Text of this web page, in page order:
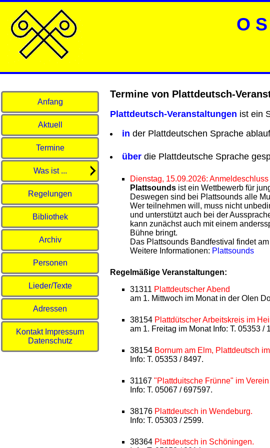
<
O
Anfang
Aktuell
Termine
Was ist ...
Regelungen
Bibliothek
Archiv
Personen
Lieder/Texte
Adressen
Kontakt Impressum
Datenschutz
Termine von Plattdeutsch-
Plattdeutsch-Veranstaltungen ist ein
in der Plattdeutschen Sprache
über die Plattdeutsche Sprache
Dienstag, 15.09.2026: Anmeldeschluss
Plattsounds ist ein Wettbewerb für
Deswegen sind bei Plattsounds alle
Wer teilnehmen will, muss nicht
und unterstützt auch bei der
kann zunächst auch mit einem
Bühne bringt.
Das Plattsounds Bandfestival findet
Weitere Informationen: Plattsounds
Regelmäßige Veranstaltungen:
31311 Plattdeutscher Abend
am 1. Mittwoch im Monat in der Olen
38154 Plattdütscher Arbeitskreis im
am 1. Freitag im Monat Info: T. 05353 /
38154 Bornum am Elm, Plattdeutsch
Info: T. 05353 / 8497.
31167 "Plattduitsche Frünne" im
Info: T. 05067 / 697597.
38176 Plattdeutsch in Wendeburg.
Info: T. 05303 / 2599.
38364 Plattdeutsch in Schöningen.